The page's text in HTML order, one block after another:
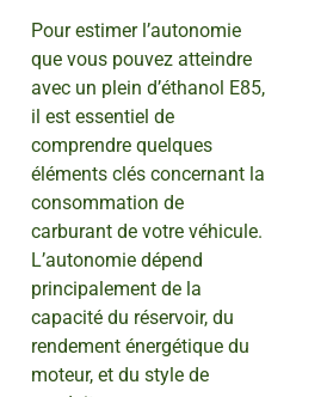
Pour estimer l’autonomie
que vous pouvez atteindre
avec un plein d’éthanol E85,
il est essentiel de
comprendre quelques
éléments clés concernant la
consommation de
carburant de votre véhicule.
L’autonomie dépend
principalement de la
capacité du réservoir, du
rendement énergétique du
moteur, et du style de